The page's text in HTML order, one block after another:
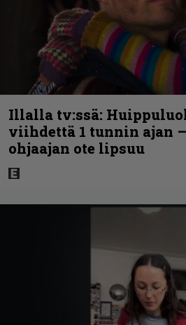
Illalla tv:ssä:
viihdettä 1 tunnin ajan
ohjaajan ote lipsuu